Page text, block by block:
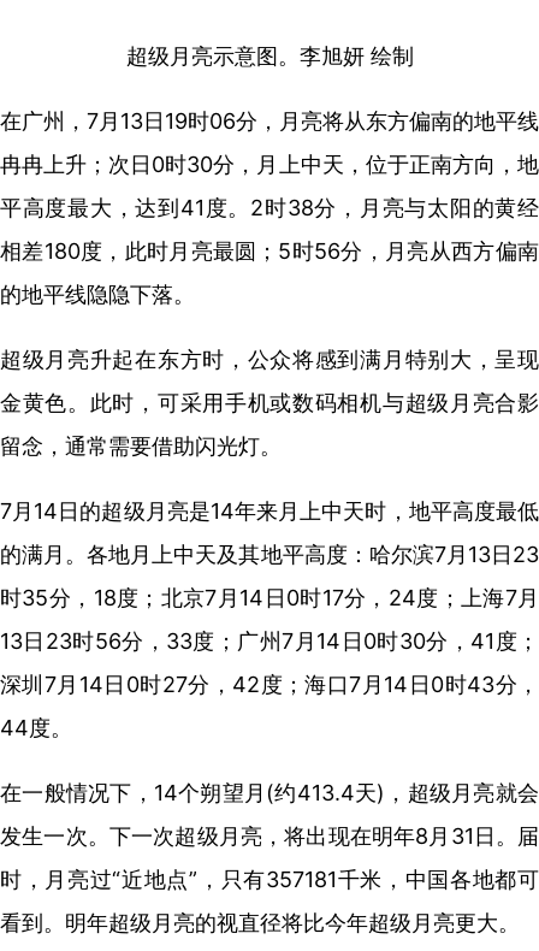
超级月亮示意图。李旭妍 绘制
在广州，7月13日19时06分，月亮将从东方偏南的地平线
冉冉上升；次日0时30分，月上中天，位于正南方向，地
平高度最大，达到41度。2时38分，月亮与太阳的黄经
相差180度，此时月亮最圆；5时56分，月亮从西方偏南
的地平线隐隐下落。
超级月亮升起在东方时，公众将感到满月特别大，呈现
金黄色。此时，可采用手机或数码相机与超级月亮合影
留念，通常需要借助闪光灯。
7月14日的超级月亮是14年来月上中天时，地平高度最低
的满月。各地月上中天及其地平高度：哈尔滨7月13日23
时35分，18度；北京7月14日0时17分，24度；上海7月
13日23时56分，33度；广州7月14日0时30分，41度；
深圳7月14日0时27分，42度；海口7月14日0时43分，
44度。
在一般情况下，14个朔望月(约413.4天)，超级月亮就会
发生一次。下一次超级月亮，将出现在明年8月31日。届
时，月亮过“近地点”，只有357181千米，中国各地都可
看到。明年超级月亮的视直径将比今年超级月亮更大。